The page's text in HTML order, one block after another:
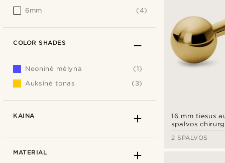
16 mm tiesus
spalvos
2 SPALVOS
6mm
(4)
COLOR SHADES
Neoninė mėlyna
(1)
Auksinė tonas
(3)
KAINA
MATERIAL